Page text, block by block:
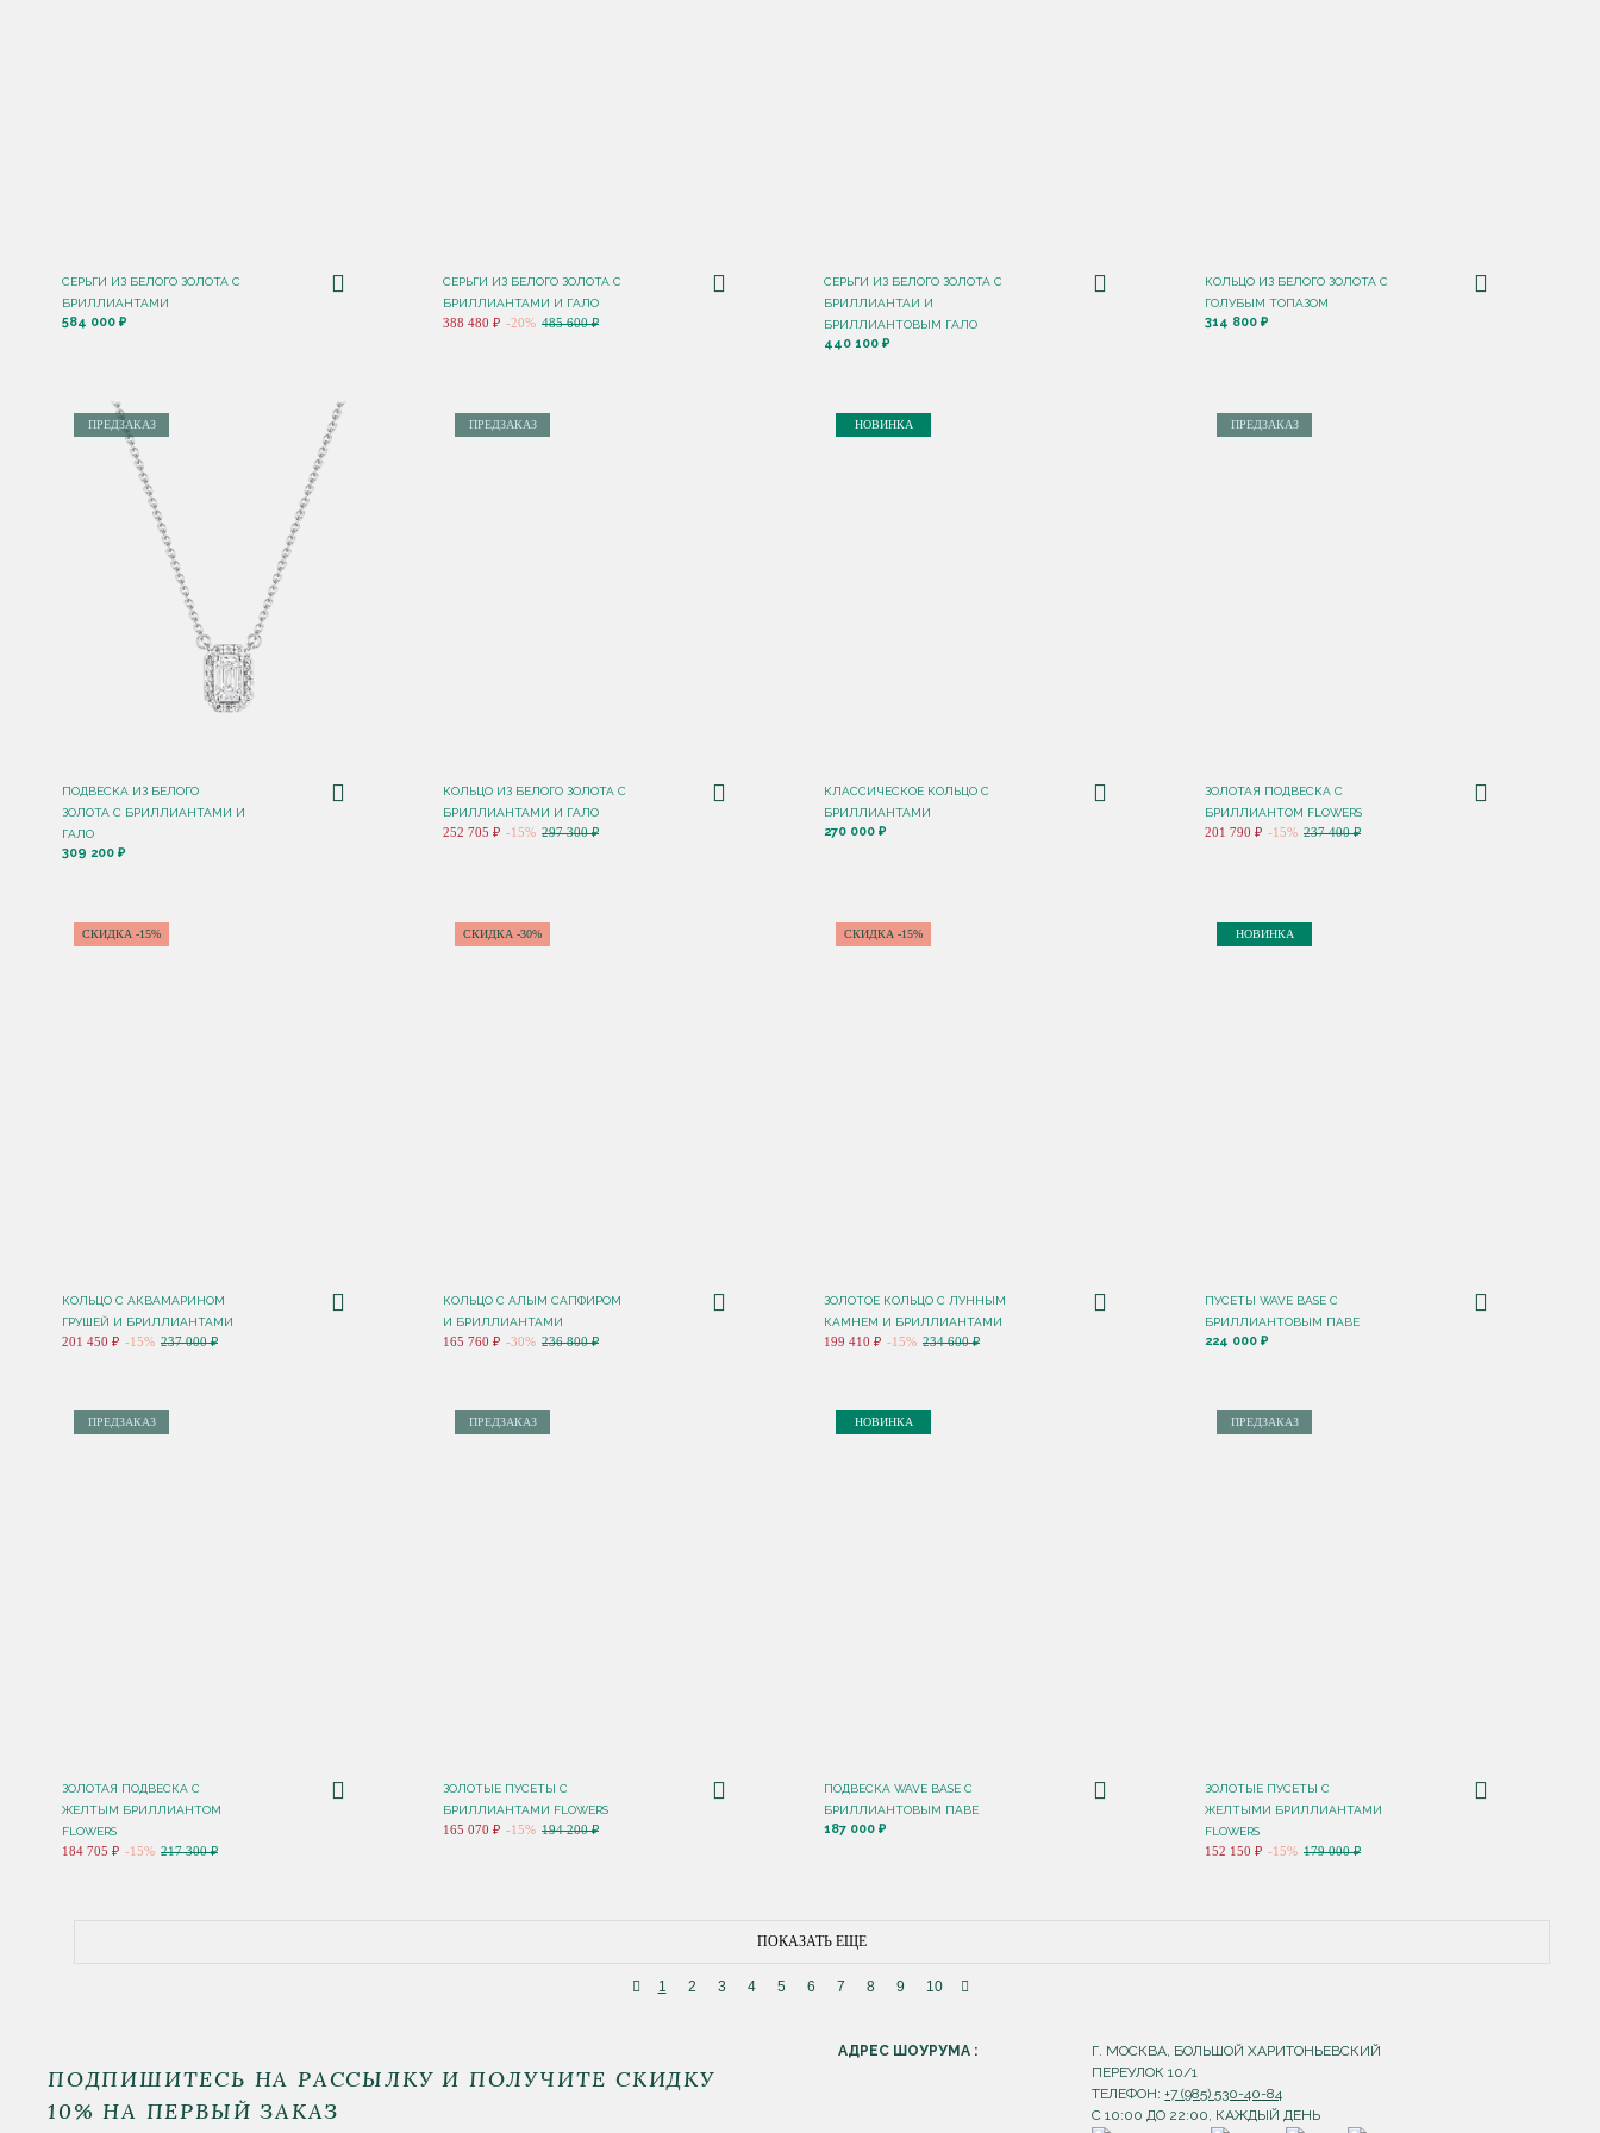
СЕРЬГИ ИЗ БЕЛОГО ЗОЛОТА С
БРИЛЛИАНТАМИ
584 000 ₽
СЕРЬГИ ИЗ БЕЛОГО ЗОЛОТА С
БРИЛЛИАНТАМИ И ГАЛО
388 480 ₽ -20% 485 600 ₽
СЕРЬГИ ИЗ БЕЛОГО ЗОЛОТА С
БРИЛЛИАНТАИ И
БРИЛЛИАНТОВЫМ ГАЛО
440 100 ₽
КОЛЬЦО ИЗ БЕЛОГО ЗОЛОТА С
ГОЛУБЫМ ТОПАЗОМ
314 800 ₽
ПРЕДЗАКАЗ
ПОДВЕСКА ИЗ БЕЛОГО
ЗОЛОТА С БРИЛЛИАНТАМИ И
ГАЛО
309 200 ₽
ПРЕДЗАКАЗ
КОЛЬЦО ИЗ БЕЛОГО ЗОЛОТА С
БРИЛЛИАНТАМИ И ГАЛО
252 705 ₽ -15% 297 300 ₽
НОВИНКА
КЛАССИЧЕСКОЕ КОЛЬЦО С
БРИЛЛИАНТАМИ
270 000 ₽
ПРЕДЗАКАЗ
ЗОЛОТАЯ ПОДВЕСКА С
БРИЛЛИАНТОМ FLOWERS
201 790 ₽ -15% 237 400 ₽
СКИДКА -15%
КОЛЬЦО С АКВАМАРИНОМ
ГРУШЕЙ И БРИЛЛИАНТАМИ
201 450 ₽ -15% 237 000 ₽
СКИДКА -30%
КОЛЬЦО С АЛЫМ САПФИРОМ
И БРИЛЛИАНТАМИ
165 760 ₽ -30% 236 800 ₽
СКИДКА -15%
ЗОЛОТОЕ КОЛЬЦО С ЛУННЫМ
КАМНЕМ И БРИЛЛИАНТАМИ
199 410 ₽ -15% 234 600 ₽
НОВИНКА
ПУСЕТЫ WAVE BASE С
БРИЛЛИАНТОВЫМ ПАВЕ
224 000 ₽
ПРЕДЗАКАЗ
ЗОЛОТАЯ ПОДВЕСКА С
ЖЕЛТЫМ БРИЛЛИАНТОМ
FLOWERS
184 705 ₽ -15% 217 300 ₽
ПРЕДЗАКАЗ
ЗОЛОТЫЕ ПУСЕТЫ С
БРИЛЛИАНТАМИ FLOWERS
165 070 ₽ -15% 194 200 ₽
НОВИНКА
ПОДВЕСКА WAVE BASE С
БРИЛЛИАНТОВЫМ ПАВЕ
187 000 ₽
ПРЕДЗАКАЗ
ЗОЛОТЫЕ ПУСЕТЫ С
ЖЕЛТЫМИ БРИЛЛИАНТАМИ
FLOWERS
152 150 ₽ -15% 179 000 ₽
ПОКАЗАТЬ ЕЩЕ
1 2 3 4 5 6 7 8 9 10
ПОДПИШИТЕСЬ НА РАССЫЛКУ И ПОЛУЧИТЕ СКИДКУ
10% НА ПЕРВЫЙ ЗАКАЗ
АДРЕС ШОУРУМА :
Г. МОСКВА, БОЛЬШОЙ ХАРИТОНЬЕВСКИЙ
ПЕРЕУЛОК 10/1
ТЕЛЕФОН:+7 (985) 530-40-84
С 10:00 ДО 22:00, КАЖДЫЙ ДЕНЬ